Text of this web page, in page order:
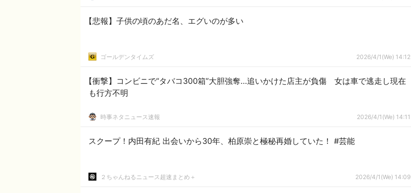
【悲報】子供の頃のあだ名、エグいのが多い
ゴールデンタイムズ 2026/4/1(We) 14:12
【衝撃】コンビニで“タバコ300箱”大胆強奪…追いかけた店主が負傷 女は車で逃走し現在
も行方不明
時事ネタニュース速報 2026/4/1(We) 14:11
スクープ！内田有紀 出会いから30年、柏原崇と極秘再婚していた！ #芸能
２ちゃんねるニュース超速まとめ＋ 2026/4/1(We) 14:09